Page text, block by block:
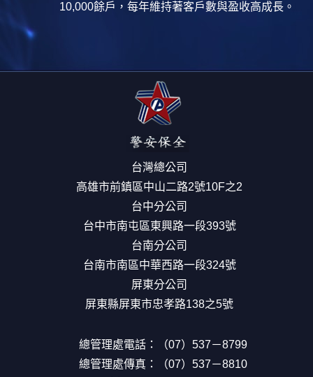
10,000餘戶，每年維持著客戶數與盈收高成長。
台灣總公司
高雄市前鎮區中山二路2號10F之2
台中分公司
台中市南屯區東興路一段393號
台南分公司
台南市南區中華西路一段324號
屏東分公司
屏東縣屏東市忠孝路138之5號
總管理處電話：（07）537－8799
總管理處傳真：（07）537－8810